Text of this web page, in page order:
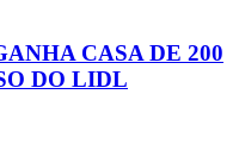
CASA DE 200
DO LIDL